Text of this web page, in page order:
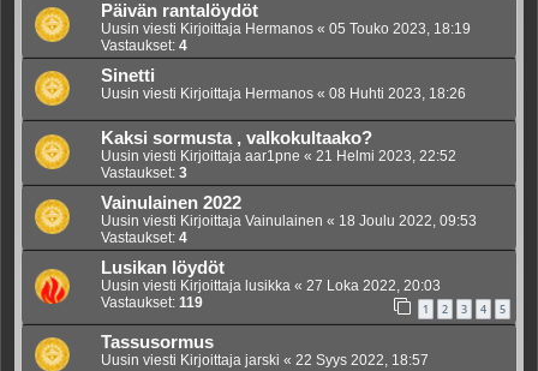
Päivän rantalöydöt
Uusin viesti Kirjoittaja Hermanos « 05 Touko 2023, 18:19
Vastaukset: 4
Sinetti
Uusin viesti Kirjoittaja Hermanos « 08 Huhti 2023, 18:26
Kaksi sormusta , valkokultaako?
Uusin viesti Kirjoittaja aar1pne « 21 Helmi 2023, 22:52
Vastaukset: 3
Vainulainen 2022
Uusin viesti Kirjoittaja Vainulainen « 18 Joulu 2022, 09:53
Vastaukset: 4
Lusikan löydöt
Uusin viesti Kirjoittaja lusikka « 27 Loka 2022, 20:03
Vastaukset: 119 1 2 3 4 5
Tassusormus
Uusin viesti Kirjoittaja jarski « 22 Syys 2022, 18:57